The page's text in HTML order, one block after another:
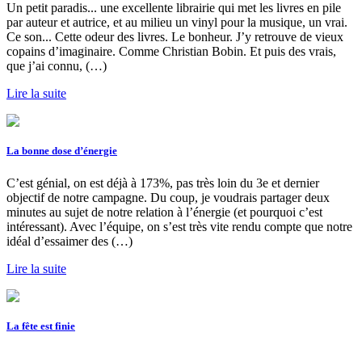
Un petit paradis... une excellente librairie qui met les livres en pile
par auteur et autrice, et au milieu un vinyl pour la musique, un vrai.
Ce son... Cette odeur des livres. Le bonheur. J’y retrouve de vieux
copains d’imaginaire. Comme Christian Bobin. Et puis des vrais,
que j’ai connu, (…)
Lire la suite
La bonne dose d’énergie
C’est génial, on est déjà à 173%, pas très loin du 3e et dernier
objectif de notre campagne. Du coup, je voudrais partager deux
minutes au sujet de notre relation à l’énergie (et pourquoi c’est
intéressant). Avec l’équipe, on s’est très vite rendu compte que notre
idéal d’essaimer des (…)
Lire la suite
La fête est finie